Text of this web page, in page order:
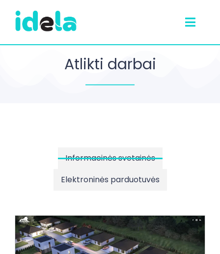
Atlikti darbai
Informacinės svetainės
Elektroninės parduotuvės